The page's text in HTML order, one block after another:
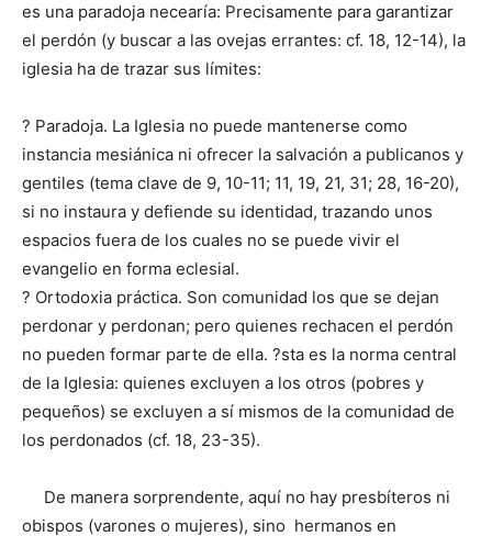
es una paradoja necearía: Precisamente para garantizar
el perdón (y buscar a las ovejas errantes: cf. 18, 12-14), la
iglesia ha de trazar sus límites:
? Paradoja. La Iglesia no puede mantenerse como
instancia mesiánica ni ofrecer la salvación a publicanos y
gentiles (tema clave de 9, 10-11; 11, 19, 21, 31; 28, 16-20),
si no instaura y defiende su identidad, trazando unos
espacios fuera de los cuales no se puede vivir el
evangelio en forma eclesial.
? Ortodoxia práctica. Son comunidad los que se dejan
perdonar y perdonan; pero quienes rechacen el perdón
no pueden formar parte de ella. ?sta es la norma central
de la Iglesia: quienes excluyen a los otros (pobres y
pequeños) se excluyen a sí mismos de la comunidad de
los perdonados (cf. 18, 23-35).
De manera sorprendente, aquí no hay presbíteros ni
obispos (varones o mujeres), sino hermanos en